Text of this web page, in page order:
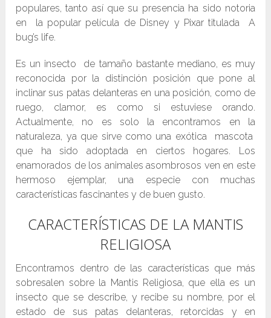
populares, tanto así que su presencia ha sido notoria
en la popular película de Disney y Pixar titulada A
bug’s life.
Es un insecto de tamaño bastante mediano, es muy
reconocida por la distinción posición que pone al
inclinar sus patas delanteras en una posición, como de
ruego, clamor, es como si estuviese orando.
Actualmente, no es solo la encontramos en la
naturaleza, ya que sirve como una exótica mascota
que ha sido adoptada en ciertos hogares. Los
enamorados de los animales asombrosos ven en este
hermoso ejemplar, una especie con muchas
características fascinantes y de buen gusto.
CARACTERÍSTICAS DE LA MANTIS
RELIGIOSA
Encontramos dentro de las características que más
sobresalen sobre la Mantis Religiosa, que ella es un
insecto que se describe, y recibe su nombre, por el
estado de sus patas delanteras, retorcidas y en